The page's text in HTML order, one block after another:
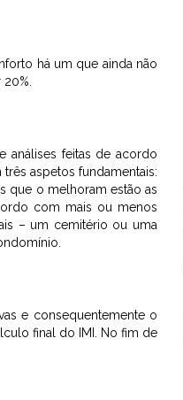
há um que ainda não
análises feitas de acordo
aspetos fundamentais:
que o melhoram estão as
com mais ou menos
– um cemitério ou uma
e consequentemente o
final do IMI. No fim de